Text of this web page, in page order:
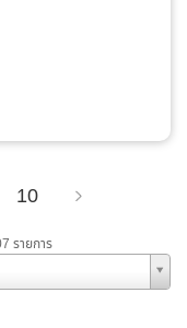
10
รายการ